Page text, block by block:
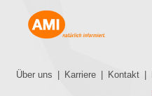
Über uns Karriere Kontakt